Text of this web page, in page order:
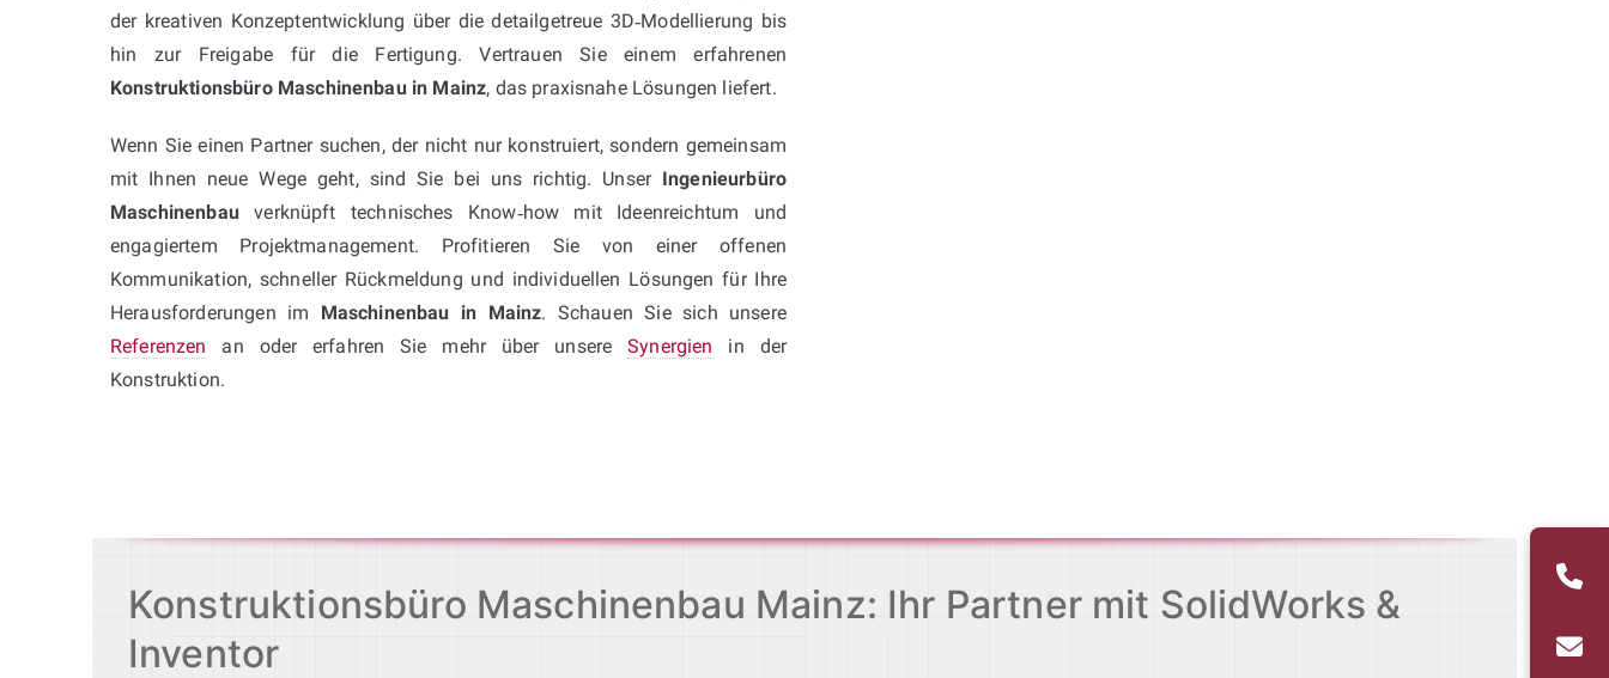
der kreativen Konzeptentwicklung über die detailgetreue 3D‑Modellierung bis
hin zur Freigabe für die Fertigung. Vertrauen Sie einem erfahrenen
Konstruktionsbüro Maschinenbau in Mainz, das praxisnahe Lösungen liefert.
Wenn Sie einen Partner suchen, der nicht nur konstruiert, sondern gemeinsam
mit Ihnen neue Wege geht, sind Sie bei uns richtig. Unser Ingenieurbüro
Maschinenbauverknüpft technisches Know‑how mit Ideenreichtum und
engagiertem Projektmanagement. Profitieren Sie von einer offenen
Kommunikation, schneller Rückmeldung und individuellen Lösungen für Ihre
Herausforderungen im Maschinenbau in Mainz. Schauen Sie sich unsere
Referenzen an oder erfahren Sie mehr über unsereSynergien in der
Konstruktion.
Konstruktionsbüro Maschinenbau Mainz: Ihr Partner mit SolidWorks &
Inventor